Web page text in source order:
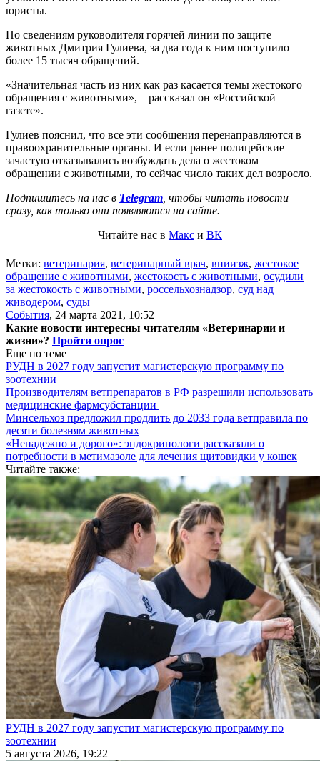
юристы.
По сведениям руководителя горячей линии по защите
животных Дмитрия Гулиева, за два года к ним поступило
более 15 тысяч обращений.
«Значительная часть из них как раз касается темы жестокого
обращения с животными», – рассказал он «Российской
газете».
Гулиев пояснил, что все эти сообщения перенаправляются в
правоохранительные органы. И если ранее полицейские
зачастую отказывались возбуждать дела о жестоком
обращении с животными, то сейчас число таких дел возросло.
Подпишитесь на нас в Telegram , чтобы читать новости
сразу, как только они появляются на сайте.
Читайте нас в Макс и ВК
Метки: ветеринария, ветеринарный врач, вниизж, жестокое
обращение с животными, жестокость с животными, осудили
за жестокость с животными, россельхознадзор, суд над
живодером, суды
События, 24 марта 2021, 10:52
Какие новости интересны читателям «Ветеринарии и
жизни»? Пройти опрос
Еще по теме
РУДН в 2027 году запустит магистерскую программу по
зоотехнии
Производителям ветпрепаратов в РФ разрешили использовать
медицинские фармсубстанции
Минсельхоз предложил продлить до 2033 года ветправила по
десяти болезням животных
«Ненадежно и дорого»: эндокринологи рассказали о
потребности в метимазоле для лечения щитовидки у кошек
Читайте также:
РУДН в 2027 году запустит магистерскую программу по
зоотехнии
5 августа 2026, 19:22